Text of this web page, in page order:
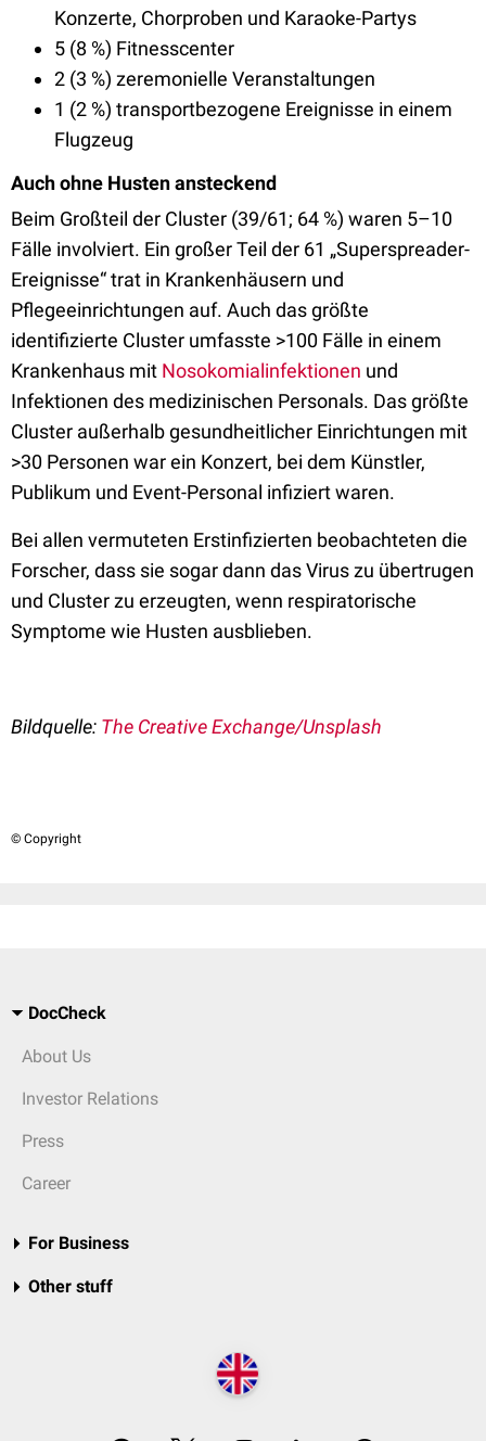
Konzerte, Chorproben und Karaoke-Partys
5 (8 %) Fitnesscenter
2 (3 %) zeremonielle Veranstaltungen
1 (2 %) transportbezogene Ereignisse in einem
Flugzeug
Auch ohne Husten ansteckend
Beim Großteil der Cluster (39/61; 64 %) waren 5–10
Fälle involviert. Ein großer Teil der 61 „Superspreader-
Ereignisse“ trat in Krankenhäusern und
Pflegeeinrichtungen auf. Auch das größte
identifizierte Cluster umfasste >100 Fälle in einem
Krankenhaus mit Nosokomialinfektionen und
Infektionen des medizinischen Personals. Das größte
Cluster außerhalb gesundheitlicher Einrichtungen mit
>30 Personen war ein Konzert, bei dem Künstler,
Publikum und Event-Personal infiziert waren.
Bei allen vermuteten Erstinfizierten beobachteten die
Forscher, dass sie sogar dann das Virus zu übertrugen
und Cluster zu erzeugten, wenn respiratorische
Symptome wie Husten ausblieben.
Bildquelle: The Creative Exchange/Unsplash
© Copyright
DocCheck
About Us
Investor Relations
Press
Career
For Business
Other stuff